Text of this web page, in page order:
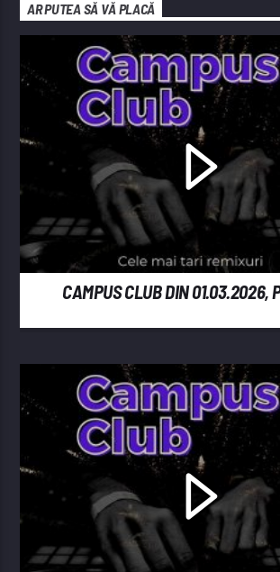
AR PUTEA SĂ VĂ PLACĂ
CAMPUS CLUB DIN 01.03.2026,